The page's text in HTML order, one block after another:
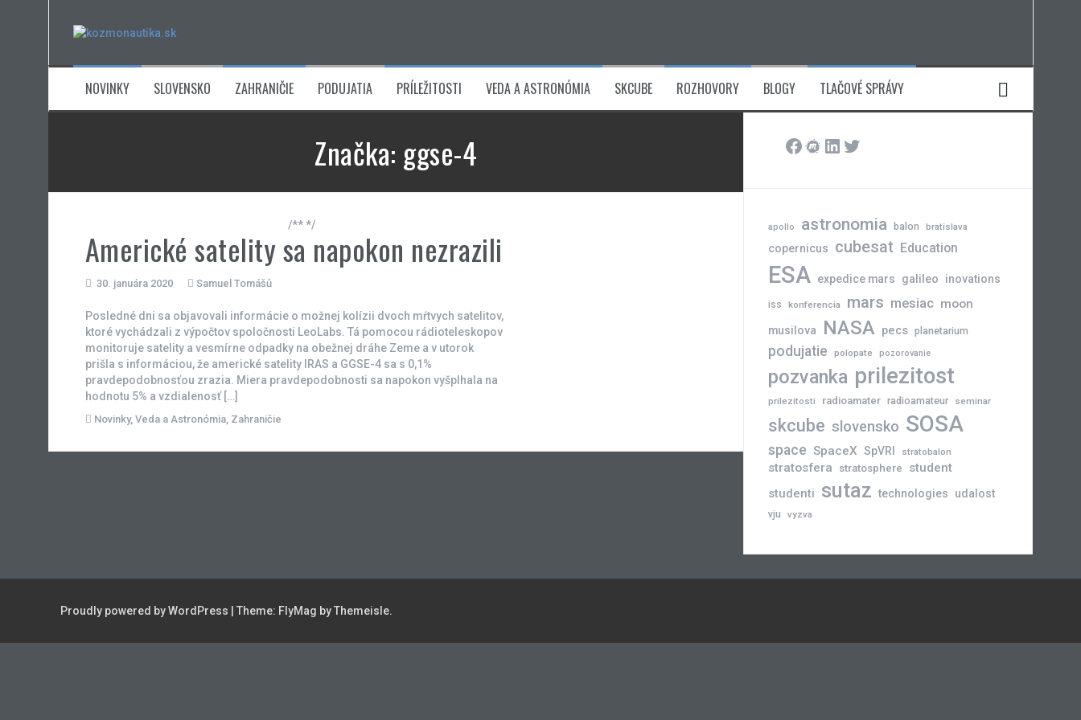
NOVINKY SLOVENSKO ZAHRANIČIE PODUJATIA PRÍLEŽITOSTI VEDA A ASTRONÓMIA SKCUBE ROZHOVORY BLOGY TLAČOVÉ SPRÁVY
Značka: ggse-4
/** */
Americké satelity sa napokon nezrazili
30. januára 2020 Samuel Tomášů
Posledné dni sa objavovali informácie o možnej kolízii dvoch mŕtvych satelitov,
ktoré vychádzali z výpočtov spoločnosti LeoLabs. Tá pomocou rádioteleskopov
monitoruje satelity a vesmírne odpadky na obežnej dráhe Zeme a v utorok
prišla s informáciou, že americké satelity IRAS a GGSE-4 sa s 0,1%
pravdepodobnosťou zrazia. Miera pravdepodobnosti sa napokon vyšplhala na
hodnotu 5% a vzdialenosť […]
Novinky, Veda a Astronómia, Zahraničie
Facebook
Meetup
LinkedIn
Twitter
apollo astronomia balon bratislava
copernicus cubesat Education
ESA expedice mars galileo inovations
iss konferencia mars mesiac moon
musilova NASA pecs planetarium
podujatie polopate pozorovanie
pozvanka prilezitost
prilezitosti radioamater radioamateur seminar
skcube slovensko SOSA
space SpaceX SpVRI stratobalon
stratosfera stratosphere
student
studenti sutaz technologies udalost
vju vyzva
Proudly powered by WordPress Theme: FlyMag by Themeisle.